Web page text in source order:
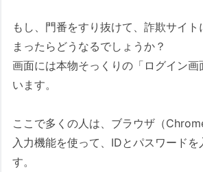
もし、門番をすり抜けて、詐欺サイト
まったらどうなるでしょうか？
画面には本物そっくりの「ログイン画
います。
ここで多くの人は、ブラウザ（
入力機能を使って、IDとパスワードを
す。